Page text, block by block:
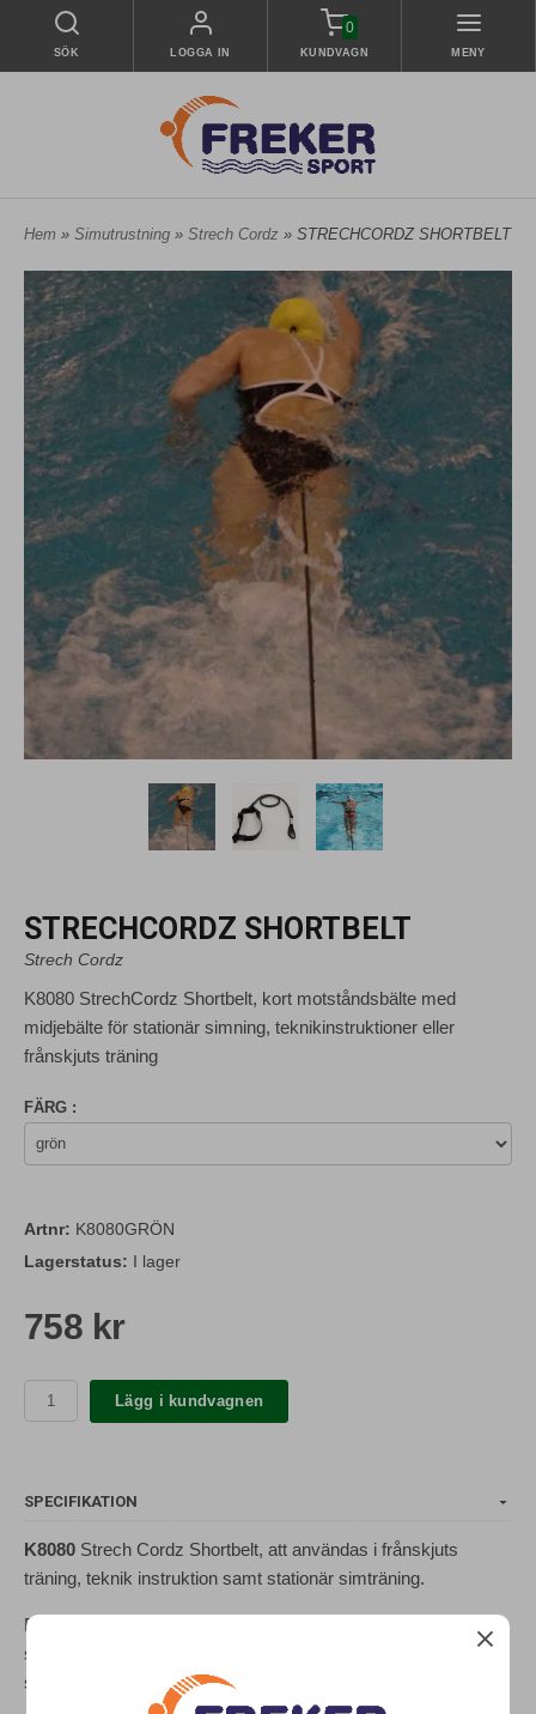
SÖK LOGGA IN
0
KUNDVAGN MENY
Hem » Simutrustning » Strech Cordz » STRECHCORDZ SHORTBELT
STRECHCORDZ SHORTBELT
Strech Cordz
K8080 StrechCordz Shortbelt, kort motståndsbälte med
midjebälte för stationär simning, teknikinstruktioner eller
frånskjuts träning
FÄRG :
Artnr: K8080GRÖN
Lagerstatus: I lager
758 kr
Lägg i kundvagnen
SPECIFIKATION
K8080 Strech Cordz Shortbelt, att användas i frånskjuts
träning, teknik instruktion samt stationär simträning.
Den här kan Du använda både i hemmapolen lika väl som i
stora bassängen, där Du kanske fäster den vid en av
startpallarna.